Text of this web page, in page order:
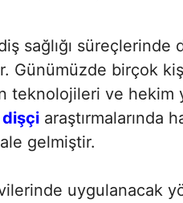
sağlığı
Günümüzde birçok
teknolojileri ve hekim
dişçi araştırmalarında
gelmiştir.
uygulanacak